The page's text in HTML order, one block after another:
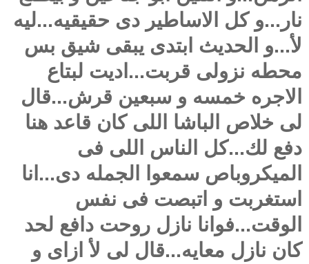
نار...و كل الاساطير دى حقيقيه...ليه
لأ...و الحديث ابتدى يبقى شيق بس
محطه نزولى قربت...اديت لبتاع
الاجره خمسه و سبعين قرش...قال
لى خلاص الباشا اللى كان قاعد هنا
دفع لك...كل الناس اللى فى
الميكروباص سمعوا الجمله دى...انا
استغربت و اتبصت فى نفس
الوقت...فوانا نازل روحت دافع لحد
كان نازل معايه...قال لى لأ ازاى و